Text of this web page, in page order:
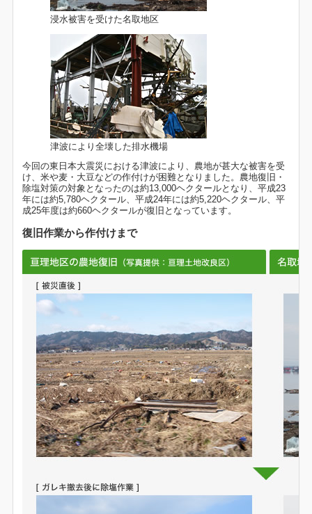
浸水被害を受けた名取地区
津波により全壊した排水機場
今回の東日本大震災における津波により、農地が甚大な被害を受
け、米や麦・大豆などの作付けが困難となりました。農地復旧・
除塩対策の対象となったのは約13,000ヘクタールとなり、平成23
年には約5,780ヘクタール、平成24年には約5,220ヘクタール、平
成25年度は約660ヘクタールが復旧となっています。
復旧作業から作付けまで